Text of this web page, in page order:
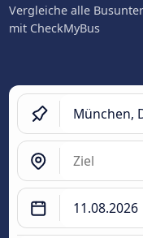
Vergleiche alle
mit CheckMyBus